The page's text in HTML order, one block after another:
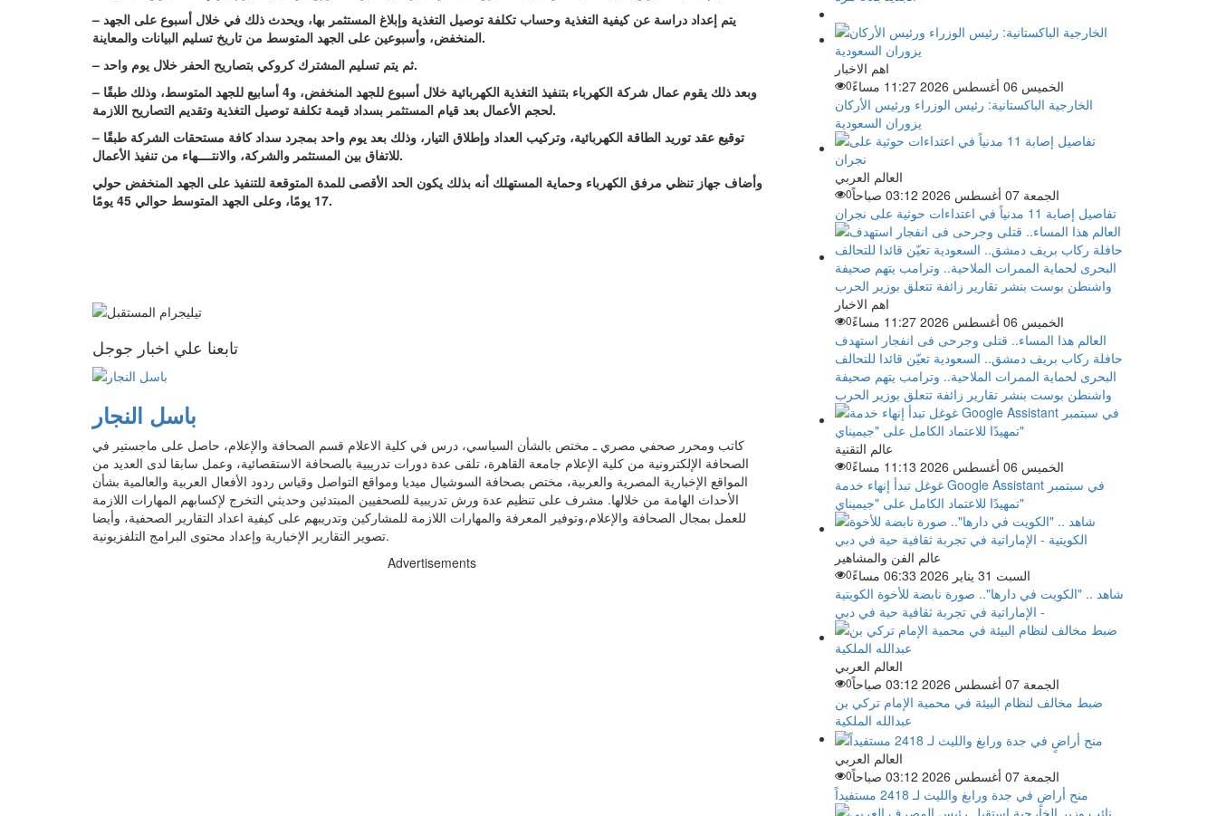
– يتم إعداد دراسة عن كيفية التغذية وحساب تكلفة توصيل التغذية وإبلاغ المستثمر بها، ويحدث ذلك في خلال أسبوع على الجهد
المنخفض، وأسبوعين على الجهد المتوسط من تاريخ تسليم البيانات والمعاينة.
– ثم يتم تسليم المشترك كروكي بتصاريح الحفر خلال يوم واحد.
– وبعد ذلك يقوم عمال شركة الكهرباء بتنفيذ التغذية الكهربائية خلال أسبوع للجهد المنخفض، و4 أسابيع للجهد المتوسط، وذلك طبقًا
لحجم الأعمال بعد قيام المستثمر بسداد قيمة تكلفة توصيل التغذية وتقديم التصاريح اللازمة.
– توقيع عقد توريد الطاقة الكهربائية، وتركيب العداد وإطلاق التيار، وذلك بعد يوم واحد بمجرد سداد كافة مستحقات الشركة طبقًا
للاتفاق بين المستثمر والشركة، والانتــــهاء من تنفيذ الأعمال.
وأضاف جهاز تنظي مرفق الكهرباء وحماية المستهلك أنه بذلك يكون الحد الأقصى للمدة المتوقعة للتنفيذ على الجهد المنخفض حولي
17 يومًا، وعلى الجهد المتوسط حوالي 45 يومًا.
تابعنا علي اخبار جوجل
باسل النجار
كاتب ومحرر صحفي مصري ـ مختص بالشأن السياسي، درس في كلية الاعلام قسم الصحافة والإعلام، حاصل على ماجستير في
الصحافة الإلكترونية من كلية الإعلام جامعة القاهرة، تلقى عدة دورات تدريبية بالصحافة الاستقصائية، وعمل سابقا لدى العديد من
المواقع الإخبارية المصرية والعربية، مختص بصحافة السوشيال ميديا ومواقع التواصل وقياس ردود الأفعال العربية والعالمية بشأن
الأحداث الهامة من خلالها. مشرف على تنظيم عدة ورش تدريبية للصحفيين المبتدئين وحديثي التخرج لإكسابهم المهارات اللازمة
للعمل بمجال الصحافة والإعلام،وتوفير المعرفة والمهارات اللازمة للمشاركين وتدريبهم على كيفية اعداد التقارير الصحفية، وأيضا
تصوير التقارير الإخبارية وإعداد محتوى البرامج التلفزيونية.
Advertisements
اهم الاخبار
الخميس 06 أغسطس 2026 11:27 مساءً
0
الخارجية الباكستانية: رئيس الوزراء ورئيس الأركان
يزوران السعودية
العالم العربي
الجمعة 07 أغسطس 2026 03:12 صباحاً
0
تفاصيل إصابة 11 مدنياً في اعتداءات حوثية على نجران
اهم الاخبار
الخميس 06 أغسطس 2026 11:27 مساءً
0
العالم هذا المساء.. قتلى وجرحى فى انفجار استهدف
حافلة ركاب بريف دمشق.. السعودية تعيّن قائدا للتحالف
البحرى لحماية الممرات الملاحية.. وترامب يتهم صحيفة
واشنطن بوست بنشر تقارير زائفة تتعلق بوزير الحرب
عالم التقنية
الخميس 06 أغسطس 2026 11:13 مساءً
0
غوغل تبدأ إنهاء خدمة Google Assistant في سبتمبر
تمهيدًا للاعتماد الكامل على "جيميناي"
عالم الفن والمشاهير
السبت 31 يناير 2026 06:33 مساءً
0
شاهد .. "الكويت في دارها".. صورة نابضة للأخوة الكويتية
- الإماراتية في تجربة ثقافية حية في دبي
العالم العربي
الجمعة 07 أغسطس 2026 03:12 صباحاً
0
ضبط مخالف لنظام البيئة في محمية الإمام تركي بن
عبدالله الملكية
العالم العربي
الجمعة 07 أغسطس 2026 03:12 صباحاً
0
منح أراضٍ في جدة ورابغ والليث لـ 2418 مستفيداً